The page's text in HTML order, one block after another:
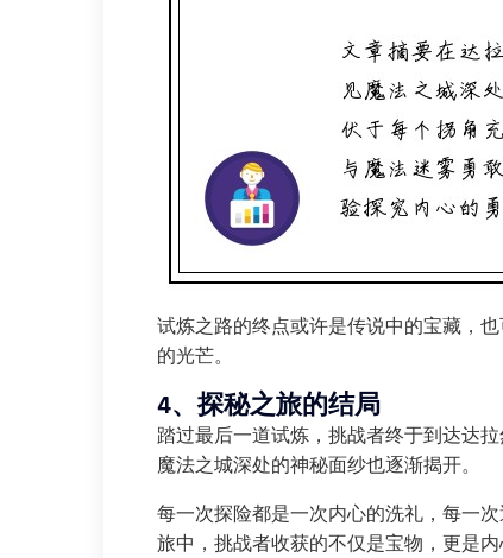
试炼之路的终点或许是传说中的宝藏，
的光芒。
4、探秘之旅的结局
踏过最后一道试炼，挑战者终于到达达
魔法之城深处的神秘面纱也逐渐揭开。
每一次探险都是一次内心的洗礼，每一
旅中，挑战者收获的不仅是宝物，更是内